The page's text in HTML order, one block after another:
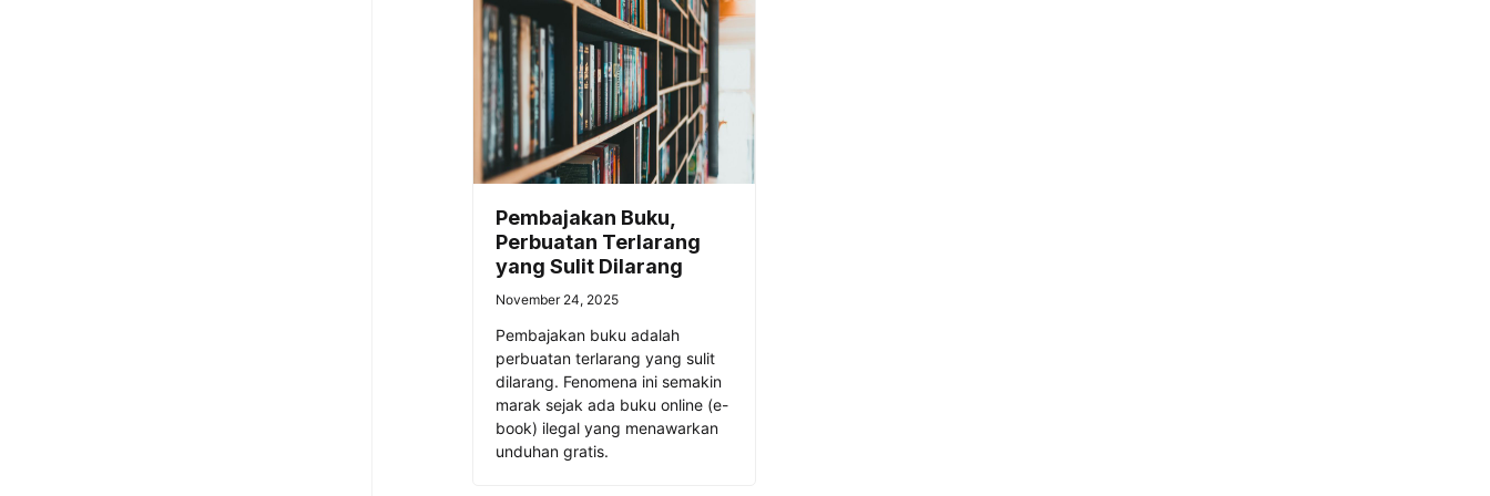
Pembajakan Buku,
Perbuatan Terlarang
yang Sulit Dilarang
November 24, 2025
Pembajakan buku adalah
perbuatan terlarang yang sulit
dilarang. Fenomena ini semakin
marak sejak ada buku online (e-
book) ilegal yang menawarkan
unduhan gratis.